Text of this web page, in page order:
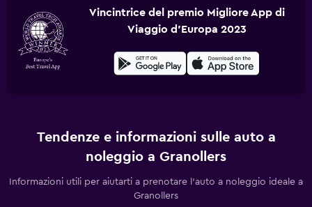
Vincintrice del premio Migliore App di
Viaggio d'Europa 2023
Tendenze e informazioni sulle auto a
noleggio a Granollers
Informazioni utili per aiutarti a prenotare l'auto a noleggio ideale a
Granollers